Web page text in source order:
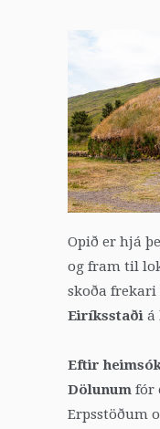
Opið er hjá
og fram til
skoða
Eiríksstaði á
Eftir
Dölunum fór
Erpsstöðum